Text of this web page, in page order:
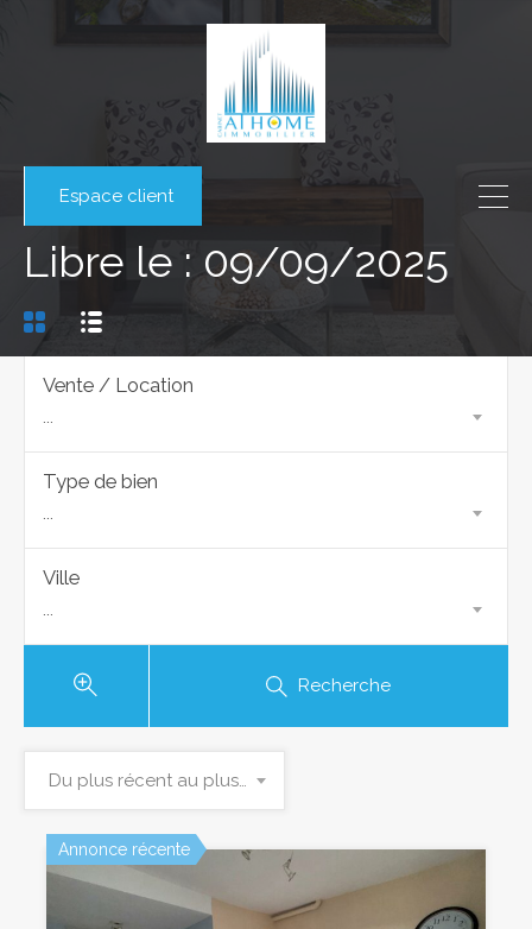
Espace client
Libre le : 09/09/2025
Vente / Location
...
Type de bien
...
Ville
...
Recherche
Du plus récent au plus ancien
Annonce récente